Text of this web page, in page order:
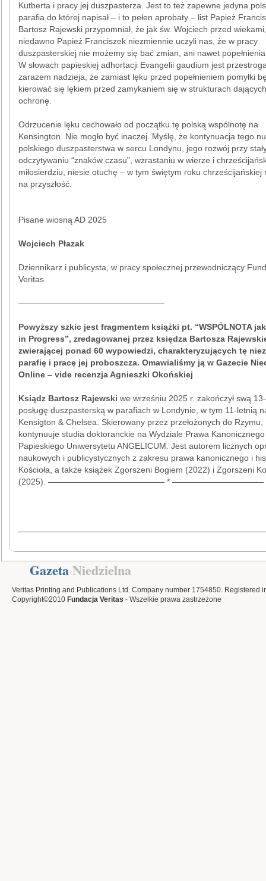
Kutberta i pracy jej duszpasterza. Jest to też zapewne jedyna
parafia do której napisał – i to pełen aprobaty – list Papież
Bartosz Rajewski przypomniał, że jak św. Wojciech przed
niedawno Papież Franciszek niezmiennie uczyli nas, że w pracy
duszpasterskiej nie możemy się bać zmian, ani nawet popełnienia
W słowach papieskiej adhortacji Evangelii gaudium jest
zarazem nadzieja, że zamiast lęku przed popełnieniem pomyłki
kierować się lękiem przed zamykaniem się w strukturach
ochronę.
Odrzucenie lęku cechowało od początku tę polską wspólnotę na
Kensington. Nie mogło być inaczej. Myślę, że kontynuacja tego
polskiego duszpasterstwa w sercu Londynu, jego rozwój przy
odczytywaniu “znaków czasu”, wzrastaniu w wierze i
miłosierdziu, niesie otuchę – w tym świętym roku chrześcijańskiej
na przyszłość.
Pisane wiosną AD 2025
Wojciech Płazak
Dziennikarz i publicysta, w pracy społecznej przewodniczący
Veritas
—————————————————–
Powyższy szkic jest fragmentem książki pt. “WSPÓLNOTA
in Progress”, zredagowanej przez księdza Bartosza
zwierającej ponad 60 wypowiedzi, charakteryzujących tę
parafię i pracę jej proboszcza. Omawialiśmy ją w Gazecie
Online – vide recenzja Agnieszki Okońskiej
Ksiądz Bartosz Rajewski we wrześniu 2025 r. zakończył swą
posługę duszpasterską w parafiach w Londynie, w tym 11-letnią
Kensigton & Chelsea. Skierowany przez przełożonych do Rzymu,
kontynuuje studia doktoranckie na Wydziale Prawa Kanonicznego
Papieskiego Uniwersytetu ANGELICUM. Jest autorem licznych
naukowych i publicystycznych z zakresu prawa kanonicznego i
Kościoła, a także książek Zgorszeni Bogiem (2022) i Zgorszeni
(2025). —————————————— * ———————————
GazetaNiedzielna
Veritas Printing and Publications Ltd. Company number 1754850. Registered
Copyright©2010 Fundacja Veritas - Wszelkie prawa zastrzeżone